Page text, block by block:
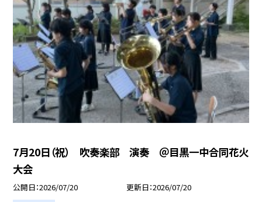
7月20日（祝） 吹奏楽部 演奏 ＠目黒一中合同花火
大会
公開日 2026/07/20 更新日 2026/07/20